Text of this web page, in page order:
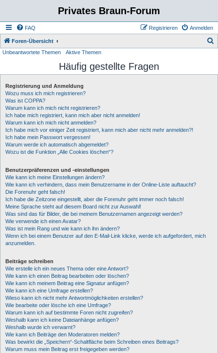
Privates Braun-Forum
FAQ Anmelden
Registrieren
Foren-Übersicht
h
Unbeantwortete Themen Aktive Themen
Häufig gestellte Fragen
Registrierung und Anmeldung
Wozu muss ich mich registrieren?
Was ist COPPA?
Warum kann ich mich nicht registrieren?
Ich habe mich registriert, kann mich aber nicht anmelden!
Warum kann ich mich nicht anmelden?
Ich habe mich vor einiger Zeit registriert, kann mich aber nicht mehr anmelden?!
Ich habe mein Passwort vergessen!
Warum werde ich automatisch abgemeldet?
Wozu ist die Funktion „Alle Cookies löschen“?
Benutzerpräferenzen und -einstellungen
Wie kann ich meine Einstellungen ändern?
Wie kann ich verhindern, dass mein Benutzername in der Online-Liste auftaucht?
Die Forenuhr geht falsch!
Ich habe die Zeitzone eingestellt, aber die Forenuhr geht immer noch falsch!
Meine Sprache steht auf diesem Board nicht zur Auswahl!
Was sind das für Bilder, die bei meinem Benutzernamen angezeigt werden?
Wie verwende ich einen Avatar?
Was ist mein Rang und wie kann ich ihn ändern?
Wenn ich bei einem Benutzer auf den E-Mail-Link klicke, werde ich aufgefordert, mich
anzumelden.
Beiträge schreiben
Wie erstelle ich ein neues Thema oder eine Antwort?
Wie kann ich einen Beitrag bearbeiten oder löschen?
Wie kann ich meinem Beitrag eine Signatur anfügen?
Wie kann ich eine Umfrage erstellen?
Wieso kann ich nicht mehr Antwortmöglichkeiten erstellen?
Wie bearbeite oder lösche ich eine Umfrage?
Warum kann ich auf bestimmte Foren nicht zugreifen?
Weshalb kann ich keine Dateianhänge anfügen?
Weshalb wurde ich verwarnt?
Wie kann ich Beiträge den Moderatoren melden?
Was bewirkt die „Speichern“-Schaltfläche beim Schreiben eines Beitrags?
Warum muss mein Beitrag erst freigegeben werden?